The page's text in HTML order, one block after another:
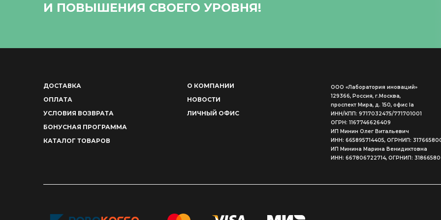
И ПОВЫШЕНИЯ СВОЕГО УРОВНЯ!
ДОСТАВКА
ОПЛАТА
УСЛОВИЯ ВОЗВРАТА
БОНУСНАЯ ПРОГРАММА
КАТАЛОГ ТОВАРОВ
О КОМПАНИИ
НОВОСТИ
ЛИЧНЫЙ ОФИС
ООО «Лаборатория иноваций»
129366, Россия, г.Москва,
проспект Мира, д. 150, офис Ia
ИНН/КПП: 9717032475/771701001
ОГРН: 1167746626409
ИП Минин Олег Витальевич
ИНН: 665895714405, ОГРНИП:
ИП Минина Марина Венидиктовна
ИНН: 667806722714, ОГРНИП: